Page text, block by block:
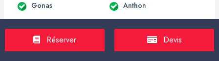
Gonas Anthon
Beaurepaire 38 Bellegarde-Poussieu
Réserver Devis